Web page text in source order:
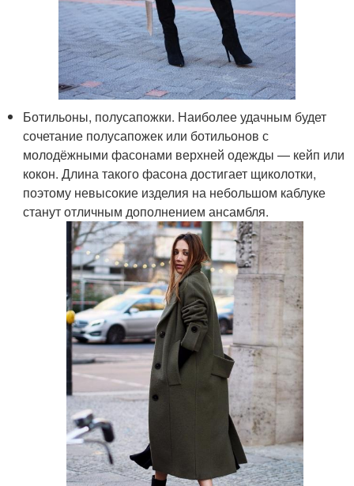
Ботильоны, полусапожки. Наиболее удачным будет
сочетание полусапожек или ботильонов с
молодёжными фасонами верхней одежды — кейп или
кокон. Длина такого фасона достигает щиколотки,
поэтому невысокие изделия на небольшом каблуке
станут отличным дополнением ансамбля.